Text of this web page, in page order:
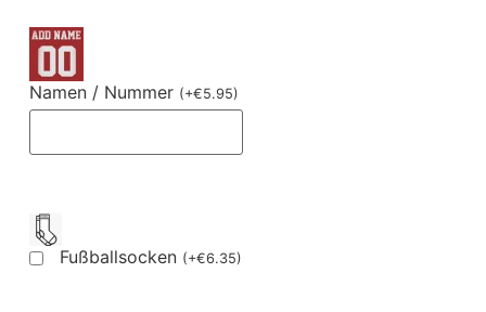
Namen / Nummer (+€5.95)
Fußballsocken (+€6.35)